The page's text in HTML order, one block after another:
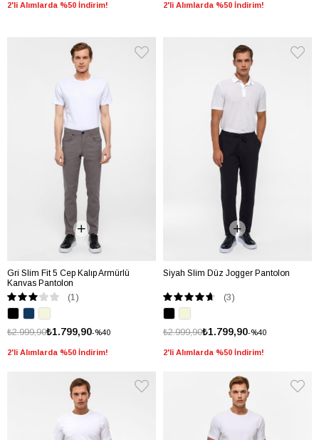
2'li Alımlarda %50 İndirim! 2'li Alımlarda %50 İndirim!
Gri Slim Fit 5 Cep Kalıp Armürlü
Kanvas Pantolon
(1)
%40
₺1.799,90
₺2.999,90
2'li Alımlarda %50 İndirim!
Siyah Slim Düz Jogger Pantolon
(3)
%40
₺1.799,90
₺2.999,90
2'li Alımlarda %50 İndirim!